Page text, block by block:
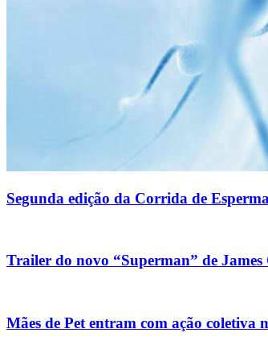
Segunda edição da Corrida de
Trailer do novo “Superman” de
Mães de Pet entram com ação coletiva